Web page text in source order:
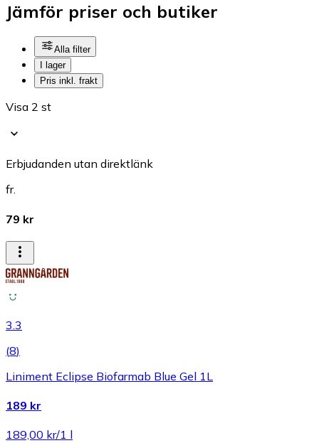
Jämför priser och butiker
Alla filter
I lager
Pris inkl. frakt
Visa 2 st
Erbjudanden utan direktlänk
fr.
79 kr
3.3
(8)
Liniment Eclipse Biofarmab Blue Gel 1L
189 kr
189,00 kr/1 l